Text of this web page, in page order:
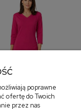
poprawne
ofertę do Twoich
przez nas